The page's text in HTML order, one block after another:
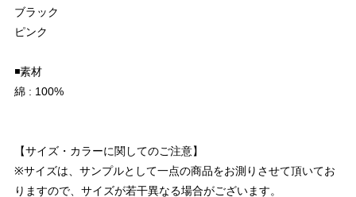
ブラック
ピンク
◾️素材
綿 : 100%
【サイズ・カラーに関してのご注意】
※サイズは、サンプルとして一点の商品をお測りさせて頂いてお
りますので、サイズが若干異なる場合がございます。